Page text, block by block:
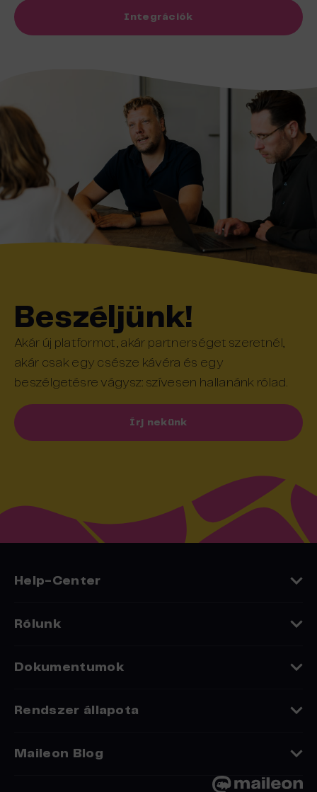
Integrációk
Beszéljünk!
Akár új platformot, akár partnerséget szeretnél,
akár csak egy csésze kávéra és egy
beszélgetésre vágysz: szívesen hallanánk rólad.
Írj nekünk
Help-Center
Rólunk
Careers
Dokumentumok
Rendszer állapota
Maileon Blog